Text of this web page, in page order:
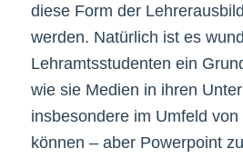
diese Form der
werden. Natürlich ist es
Lehramtsstudenten ein
wie sie Medien in ihren
insbesondere im Umfeld
können – aber Powerpoint